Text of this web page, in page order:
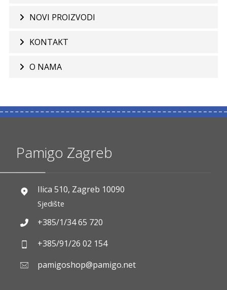
NOVI PROIZVODI
KONTAKT
O NAMA
Pamigo Zagreb
Ilica 510, Zagreb 10090
Sjedište
+385/1/34 65 720
+385/91/26 02 154
pamigoshop@pamigo.net